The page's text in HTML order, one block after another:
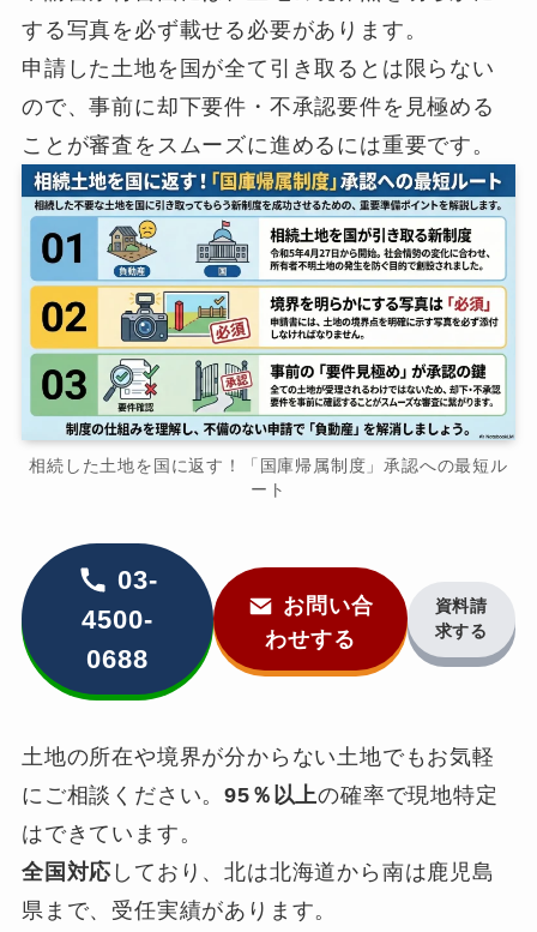
する写真を必ず載せる必要があります。
申請した土地を国が全て引き取るとは限らない
ので、事前に却下要件・不承認要件を見極める
ことが審査をスムーズに進めるには重要です。
相続した土地を国に返す！「国庫帰属制度」承認への最短ル
ート
03-
4500-
0688
お問い合
わせする
資料請
求する
土地の所在や境界が分からない土地でもお気軽
にご相談ください。95％以上の確率で現地特定
はできています。
全国対応 しており、北は北海道から南は鹿児島
県まで、受任実績があります。